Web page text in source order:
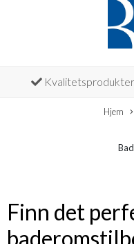
Kvalitetsprodukter
Hjem
Finn det